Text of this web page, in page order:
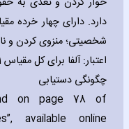
دارد. دارای چهار خرده
شخصیتی؛ منزوی کردن و
اعتبار: آلفا برای کل مقیاس 0.81
چگونگی دستیابی
on page 78 of
available online